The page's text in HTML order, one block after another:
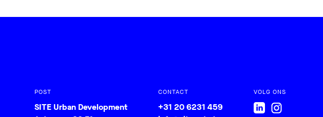
POST
SITE Urban Development
CONTACT
+31 20 6231 459
VOLG ONS